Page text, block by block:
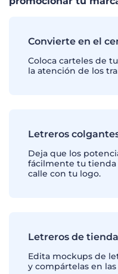
Convierte en el
Coloca carteles de
la atención de los
Letreros
Deja que los
fácilmente tu tienda
calle con tu logo.
Letreros de
Edita mockups de
y compártelas en